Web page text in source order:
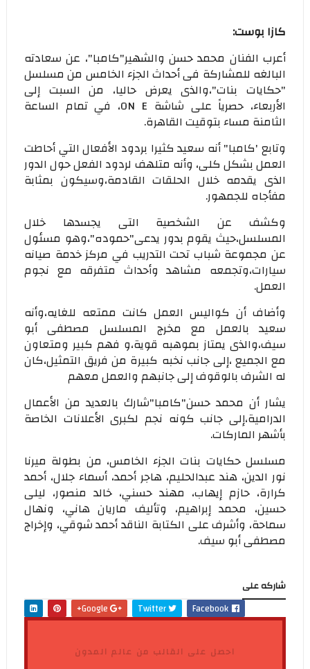
كازا بوست:
أعرب الفنان محمد حسن والشهير"كامبا"، عن سعادته
البالغه للمشاركة فى أحداث الجزء الخامس من مسلسل
"حكايات بنات"،والذى يعرض حاليا، من السبت إلى
الأربعاء، حصرياً على شاشة ON E، في تمام الساعة
الثامنة مساء بتوقيت القاهرة.
وتابع 'كامبا" أنه سعيد كثيرا بردود الأفعال التي أحاطت
العمل بشكل كلى، وأنه متلهف لردود الفعل حول الدور
الذى يقدمه خلال الحلقات القادمة،وسيكون بمثابة
مفأجاه للجمهور.
وكشف عن الشخصية التى يجسدها خلال
المسلسل،حيث يقوم بدور يدعى"حموده"،وهو مسئول
عن مجموعة شباب تحت التدريب في مركز خدمة صيانه
سيارات،وتجمعه مشاهد وأحداث متفرقه مع نجوم
العمل.
وأضاف أن كواليس العمل كانت ممتعه للغايه،وأنه
سعيد بالعمل مع مخرج المسلسل مصطفى أبو
سيف،والذى يمتاز بموهبه قوية،و فهم كبير ومتعاون
مع الجميع ،إلى جانب نخبه كبيرة من فريق التمثيل،كان
له الشرف بالوقوف إلى جانبهم والعمل معهم
يشار أن محمد حسن"كامبا"شارك بالعديد من الأعمال
الدرامية،إلى جانب كونه نجم لكبرى الأعلانات الخاصة
بأشهر الماركات.
مسلسل حكايات بنات الجزء الخامس، من بطولة ميرنا
نور الدين، هند عبدالحليم، هاجر أحمد، أسماء جلال، أحمد
كرارة، حازم إيهاب، مهند حسني، خالد منصور، ليلى
حسين، محمد إبراهيم، وتأليف ماريان هاني، ونهال
سماحة، وأشرف على الكتابة الناقد أحمد شوقي، وإخراج
مصطفى أبو سيف.
شاركه على
Facebook
Twitter
احصل على القالب من عالم المدون